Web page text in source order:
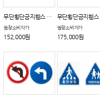
무단횡단금지휀스 가로형 (황색)
권장소비자가
152,000원
권장소비자가
175,000원